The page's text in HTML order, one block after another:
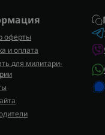
решения
вам нужно
- в
элементы
оферты
и оплата
для милитари-